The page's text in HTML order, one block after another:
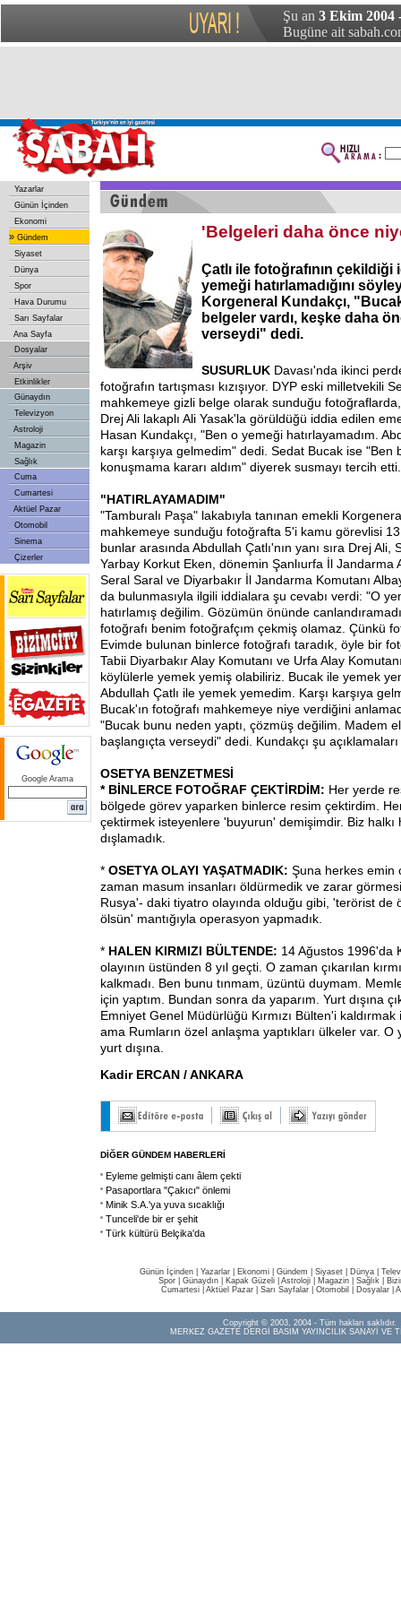
Şu an 3 Ekim 2004
Bugüne ait
Yazarlar
Günün İçinden
Ekonomi
» Gündem
Siyaset
Dünya
Spor
Hava Durumu
Sarı Sayfalar
Ana Sayfa
Dosyalar
Arşiv
Etkinlikler
Günaydın
Televizyon
Astroloji
Magazin
Sağlık
Cuma
Cumartesi
Aktüel Pazar
Otomobil
Sinema
Çizerler
Google Arama
'Belgeleri daha önce
Çatlı ile fotoğrafının çekildiği
yemeği hatırlamadığını
Korgeneral Kundakçı,
belgeler vardı, keşke daha
verseydi" dedi.
SUSURLUK Davası'nda ikinci
fotoğrafın tartışması kızışıyor. DYP eski milletvekili
mahkemeye gizli belge olarak sunduğu
Drej Ali lakaplı Ali Yasak'la görüldüğü iddia edilen
Hasan Kundakçı, "Ben o yemeği hatırlayamadım.
karşı karşıya gelmedim" dedi. Sedat Bucak ise "Ben
konuşmama kararı aldım" diyerek susmayı tercih etti.
"HATIRLAYAMADIM"
"Tamburalı Paşa" lakabıyla tanınan emekli
mahkemeye sunduğu fotoğrafta 5'i kamu görevlisi
bunlar arasında Abdullah Çatlı'nın yanı sıra Drej
Yarbay Korkut Eken, dönemin Şanlıurfa İl Jandarma
Seral Saral ve Diyarbakır İl Jandarma Komutanı
da bulunmasıyla ilgili iddialara şu cevabı verdi: "O
hatırlamış değilim. Gözümün önünde
fotoğrafı benim fotoğrafçım çekmiş olamaz. Çünkü
Evimde bulunan binlerce fotoğrafı taradık, öyle bir
Tabii Diyarbakır Alay Komutanı ve Urfa Alay
köylülerle yemek yemiş olabiliriz. Bucak ile yemek
Abdullah Çatlı ile yemek yemedim. Karşı karşıya
Bucak'ın fotoğrafı mahkemeye niye verdiğini
"Bucak bunu neden yaptı, çözmüş değilim. Madem
başlangıçta verseydi" dedi. Kundakçı şu açıklamaları
OSETYA BENZETMESİ
* BİNLERCE FOTOĞRAF ÇEKTİRDİM: Her yerde
bölgede görev yaparken binlerce resim çektirdim.
çektirmek isteyenlere 'buyurun' demişimdir. Biz halkı
dışlamadık.
* OSETYA OLAYI YAŞATMADIK: Şuna herkes emin
zaman masum insanları öldürmedik ve zarar
Rusya'- daki tiyatro olayında olduğu gibi, 'terörist de
ölsün' mantığıyla operasyon yapmadık.
* HALEN KIRMIZI BÜLTENDE: 14 Ağustos 1996'da
olayının üstünden 8 yıl geçti. O zaman çıkarılan
kalkmadı. Ben bunu tınmam, üzüntü duymam.
için yaptım. Bundan sonra da yaparım. Yurt dışına
Emniyet Genel Müdürlüğü Kırmızı Bülten'i
ama Rumların özel anlaşma yaptıkları ülkeler var. O
yurt dışına.
Kadir ERCAN / ANKARA
DİĞER GÜNDEM HABERLERİ
Eyleme gelmişti canı âlem çekti
Pasaportlara "Çakıcı" önlemi
Minik S.A.'ya yuva sıcaklığı
Tunceli'de bir er şehit
Türk kültürü Belçika'da
Günün İçinden Yazarlar Ekonomi Gündem Siyaset Dünya |
Spor
Günaydın Kapak Güzeli Astroloji Magazin Sağlık
Cumartesi| Aktüel Pazar| Sarı Sayfalar| Otomobil Dosyalar|
Copyright © 2003, 2004 - Tüm hakları saklıdır.
MERKEZ GAZETE DERGİ BASIM YAYINCILIK SANAYİ VE